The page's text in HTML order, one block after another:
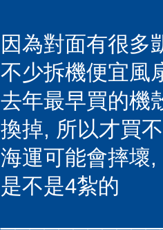
因為對面有很多
不少拆機便宜風
去年最早買的機
換掉, 所以才買
海運可能會摔壞
是不是4紮的